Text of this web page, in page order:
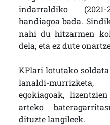
indarraldiko
handiagoa bada.
nahi du hitzarmen
dela, eta ez dute
KPIari lotutako
lanaldi-
egokiagoak,
arteko
dituzte langileek.